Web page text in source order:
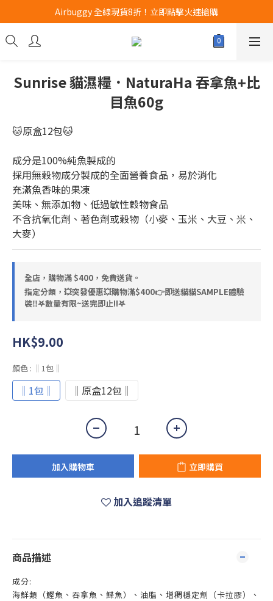
Airbuggy 全線現貨8折！立即點擊火速搶購
Airbuggy 全線現貨8折！立即點擊火速搶購
CURLI瑞士狗帶全款式3折！立即按下搶購
Airbuggy 全線現貨8折！立即點擊火速搶購
Sunrise 貓濕糧．NaturaHa 吞拿魚+比
目魚60g
🐱原盒12包🐱
成分是100%純魚製成的
採用無穀物成分製成的全面營養食品，易於消化
充滿魚香味的果凍
美味、無添加物、低過敏性穀物食品
不含抗氧化劑、著色劑或穀物（小麥、玉米、大豆、米、
大麥）
全店，購物滿 $400，免費送貨。
指定分類，💥突發優惠💥購物滿$400👉即送貓貓SAMPLE體驗
裝‼️𖤐數量有限~送完即止!!𖤐
HK$9.00
顏色 : ‖1包‖
‖1包‖ ‖原盒12包‖
加入購物車 立即購買
加入追蹤清單
商品描述
成分:
海鮮類（鰹魚、吞拿魚、鰈魚）、油脂、增稠穩定劑（卡拉膠）、